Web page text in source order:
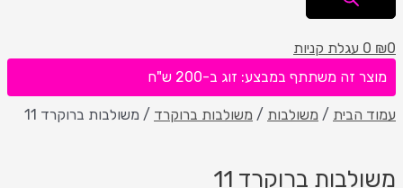
₪0
0 עגלת קניות
מוצר זה משתתף במבצע: זוג ב-200 ש"ח
עמוד הבית / משולבות / משולבות ברוקרד / משולבות ברוקרד 11
משולבות ברוקרד 11